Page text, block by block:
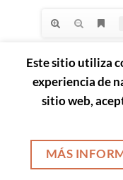
AVISO LEGAL
Adaptado por
Este sitio utiliza
experiencia de
sitio web,
MÁS